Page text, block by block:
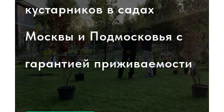
кустарников в садах
Москвы и Подмосковья с
гарантией приживаемости